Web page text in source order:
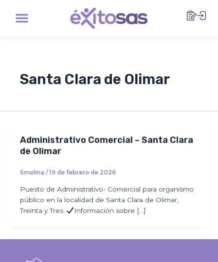
Menu
Santa Clara de Olimar
Administrativo Comercial – Santa Clara
de Olimar
Smolina /19 de febrero de 2026
Puesto de Administrativo- Comercial para organismo
público en la localidad de Santa Clara de Olimar,
Treinta y Tres.
Información sobre […]